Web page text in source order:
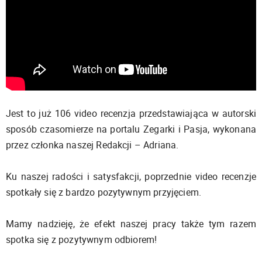
Jest to już 106 video recenzja przedstawiająca w autorski
sposób czasomierze na portalu Zegarki i Pasja, wykonana
przez członka naszej Redakcji – Adriana.
Ku naszej radości i satysfakcji, poprzednie video recenzje
spotkały się z bardzo pozytywnym przyjęciem.
Mamy nadzieję, że efekt naszej pracy także tym razem
spotka się z pozytywnym odbiorem!